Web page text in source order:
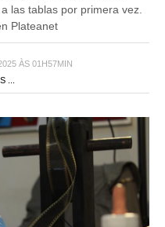
las tablas por primera vez.
Plateanet
ÀS 01H57MIN
...